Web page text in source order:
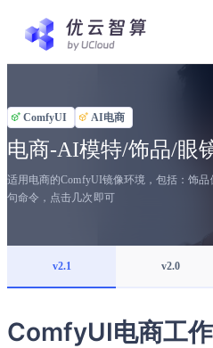
ComfyUI AI电商
电商-AI模特/饰品/眼
适用电商的ComfyUI镜像环境，包括：饰
句命令，点击几次即可
v2.1 v2.0
ComfyUI电商工